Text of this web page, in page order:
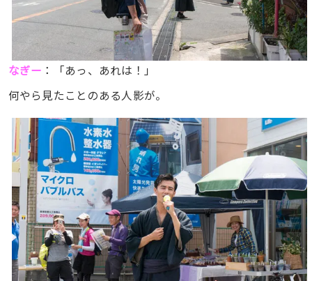
なぎー ：「あっ、あれは！」
何やら見たことのある人影が。